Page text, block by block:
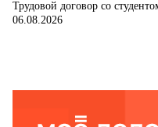
Трудовой договор со
06.08.2026